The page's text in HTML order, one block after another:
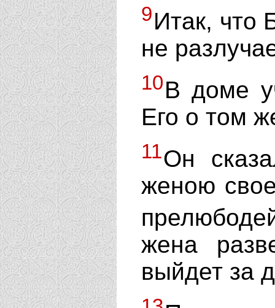
9Итак, что
не
10В доме
Его о том
11Он
женою
жена
выйдет за